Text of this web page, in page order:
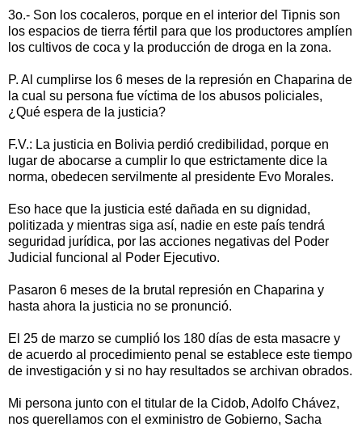
3o.- Son los cocaleros, porque en el interior del Tipnis son
los espacios de tierra fértil para que los productores amplíen
los cultivos de coca y la producción de droga en la zona.
P. Al cumplirse los 6 meses de la represión en Chaparina de
la cual su persona fue víctima de los abusos policiales,
¿Qué espera de la justicia?
F.V.: La justicia en Bolivia perdió credibilidad, porque en
lugar de abocarse a cumplir lo que estrictamente dice la
norma, obedecen servilmente al presidente Evo Morales.
Eso hace que la justicia esté dañada en su dignidad,
politizada y mientras siga así, nadie en este país tendrá
seguridad jurídica, por las acciones negativas del Poder
Judicial funcional al Poder Ejecutivo.
Pasaron 6 meses de la brutal represión en Chaparina y
hasta ahora la justicia no se pronunció.
El 25 de marzo se cumplió los 180 días de esta masacre y
de acuerdo al procedimiento penal se establece este tiempo
de investigación y si no hay resultados se archivan obrados.
Mi persona junto con el titular de la Cidob, Adolfo Chávez,
nos querellamos con el exministro de Gobierno, Sacha